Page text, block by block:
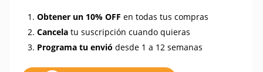
1. Obtener un 10% OFF en todas tus compras
2. Cancela tu suscripción cuando quieras
3. Programa tu envió desde 1 a 12 semanas